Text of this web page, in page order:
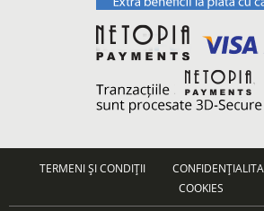
TERMENI ȘI CONDIȚII
COOKIES